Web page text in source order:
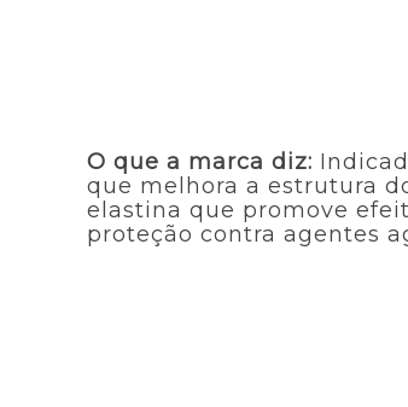
O que a marca diz:
que melhora a estrutura
elastina que promove
proteção contra agentes